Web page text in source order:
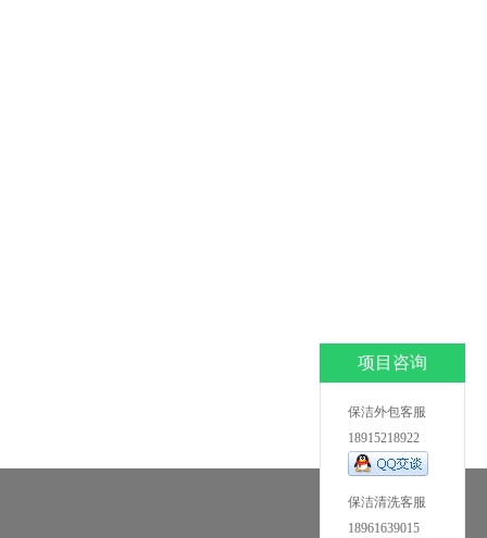
项目咨询
保洁外包客服
18915218922
保洁清洗客服
18961639015